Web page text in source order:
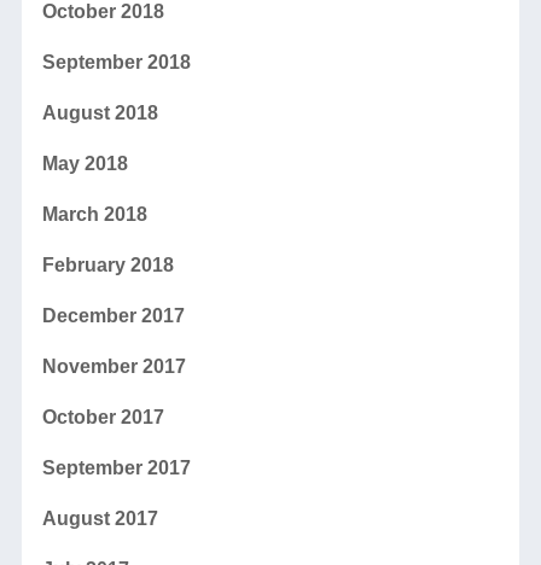
October 2018
September 2018
August 2018
May 2018
March 2018
February 2018
December 2017
November 2017
October 2017
September 2017
August 2017